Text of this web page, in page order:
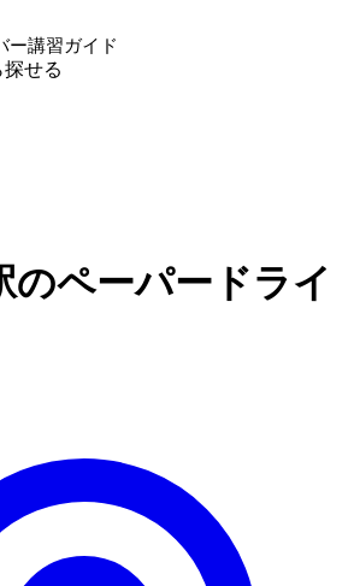
ー講習ガイド
探せる
のペーパードライ